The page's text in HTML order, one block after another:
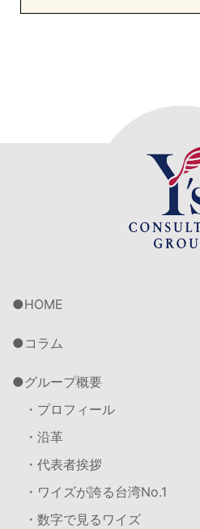
HOME
コラム
グループ概要
・プロフィール
・沿革
・代表者挨拶
・ワイズが誇る台湾No.1
・数字で見るワイズ